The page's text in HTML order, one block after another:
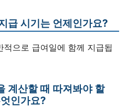
급 시기는 언제인가요?
으로 급여일에 함께 지급됩
계산할 때 따져봐야 할
인가요?